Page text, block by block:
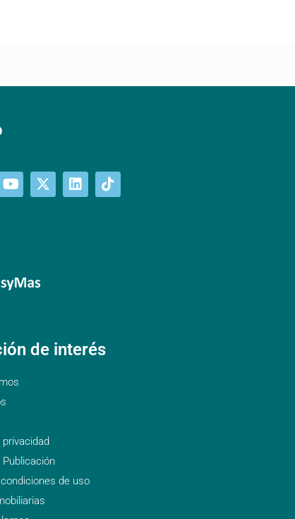
de interés
Publicación
de uso